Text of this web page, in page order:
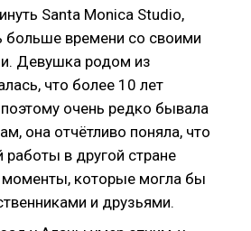
Santa Monica Studio,
больше времени со своими
Девушка родом из
что более 10 лет
очень редко бывала
она отчётливо поняла, что
работы в другой стране
моменты, которые могла бы
и друзьями.